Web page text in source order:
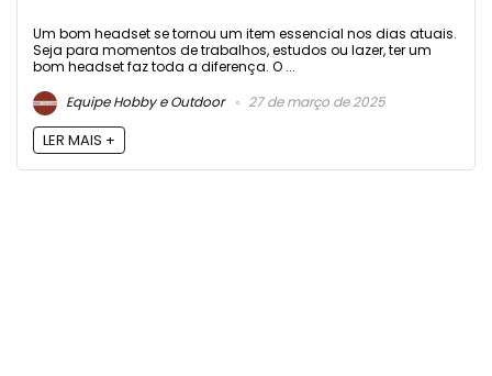
Um bom headset se tornou um item essencial nos dias atuais.
Seja para momentos de trabalhos, estudos ou lazer, ter um
bom headset faz toda a diferença. O ...
Equipe Hobby e Outdoor
27 de março de 2025
LER MAIS +